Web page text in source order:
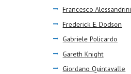
Francesco Alessandrini
Frederick E. Dodson
Gabriele Policardo
Gareth Knight
Giordano Quintavalle